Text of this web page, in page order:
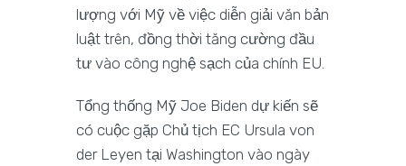
lượng với Mỹ về việc diễn giải văn bản
luật trên, đồng thời tăng cường đầu
tư vào công nghệ sạch của chính EU.
Tổng thống Mỹ Joe Biden dự kiến sẽ
có cuộc gặp Chủ tịch EC Ursula von
der Leyen tại Washington vào ngày